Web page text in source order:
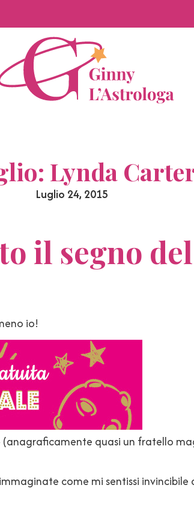
Lynda
Luglio 24, 2015
il segno
io!
quasi un fratello
come mi sentissi